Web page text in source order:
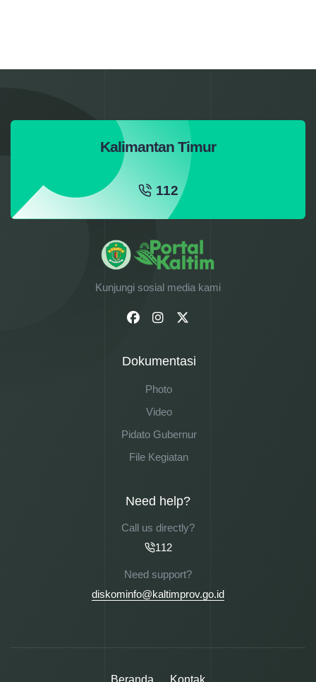
Kalimantan Timur
112
Kunjungi sosial media kami
Dokumentasi
Photo
Video
Pidato Gubernur
File Kegiatan
Need help?
Call us directly?
112
Need support?
diskominfo@kaltimprov.go.id